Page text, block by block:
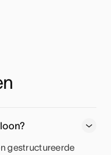
gestructureerde